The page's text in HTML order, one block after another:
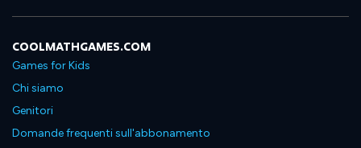
COOLMATHGAMES.COM
Games for Kids
Chi siamo
Genitori
Domande frequenti sull'abbonamento